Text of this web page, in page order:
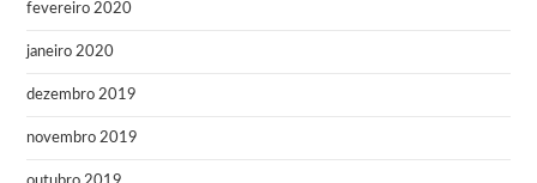
fevereiro 2020
janeiro 2020
dezembro 2019
novembro 2019